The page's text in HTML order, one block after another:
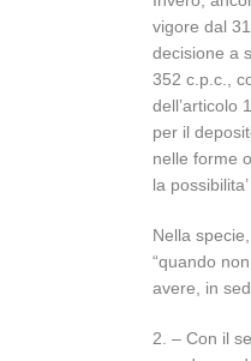
vigore dal
decisione a
352 c.p.c.,
dell’articolo
per il
nelle forme
la
Nella
“quando
avere, in
2. – Con il